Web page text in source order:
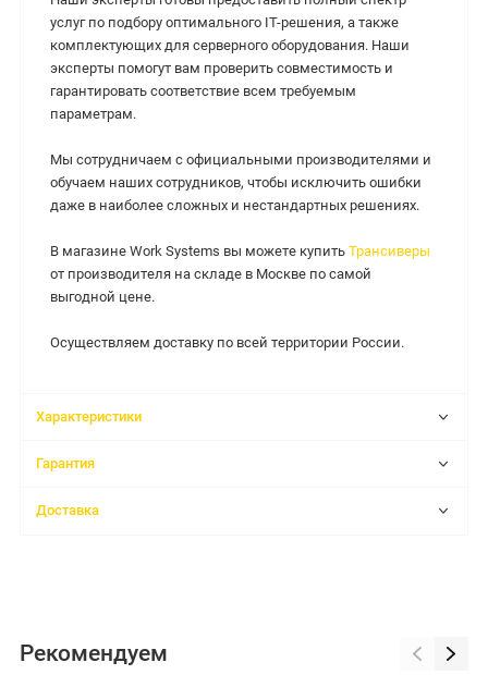
услуг по подбору оптимального IT-решения, а также
комплектующих для серверного оборудования. Наши
эксперты помогут вам проверить совместимость и
гарантировать соответствие всем требуемым
параметрам.
Мы сотрудничаем с официальными производителями и
обучаем наших сотрудников, чтобы исключить ошибки
даже в наиболее сложных и нестандартных решениях.
В магазине Work Systems вы можете купить Трансиверы
от производителя на складе в Москве по самой
выгодной цене.
Осуществляем доставку по всей территории России.
Характеристики
Гарантия
Доставка
Рекомендуем